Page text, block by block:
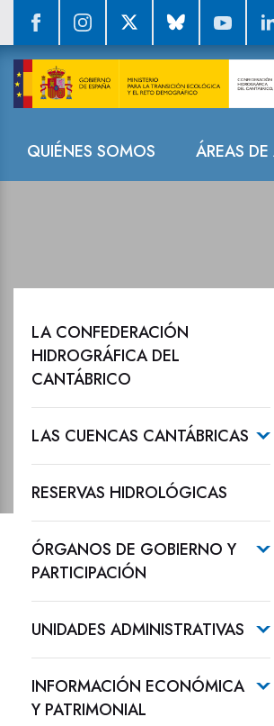
QUIÉNES SOMOS ÁREAS
La
LA CONFEDERACIÓN
HIDROGRÁFICA DEL
CANTÁBRICO
LAS CUENCAS CANTÁBRICAS
RESERVAS HIDROLÓGICAS
ÓRGANOS DE GOBIERNO Y
PARTICIPACIÓN
UNIDADES ADMINISTRATIVAS
INFORMACIÓN ECONÓMICA
Y PATRIMONIAL